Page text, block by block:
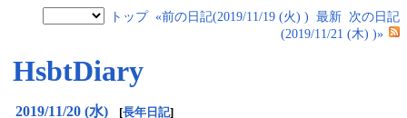
トップ «前の日記(2019/11/19 (火) ) 最新 次の日記
(2019/11/21 (木) )»
HsbtDiary
2019/11/20 (水) [長年日記]